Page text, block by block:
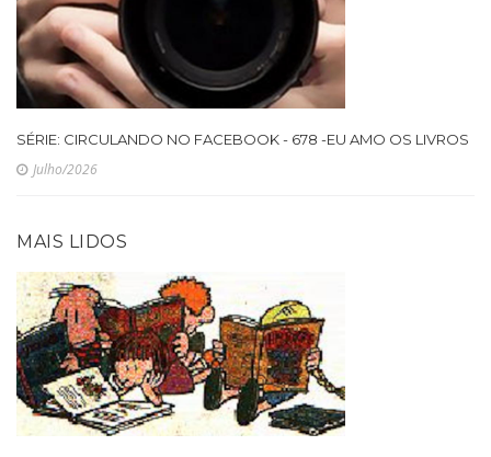
SÉRIE: CIRCULANDO NO FACEBOOK - 678 -EU AMO OS LIVROS
Julho/2026
MAIS LIDOS